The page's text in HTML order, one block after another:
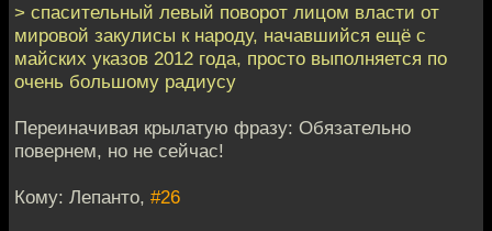
> спасительный левый поворот лицом власти от
мировой закулисы к народу, начавшийся ещё с
майских указов 2012 года, просто выполняется по
очень большому радиусу
Переиначивая крылатую фразу: Обязательно
повернем, но не сейчас!
Кому: Лепанто, #26